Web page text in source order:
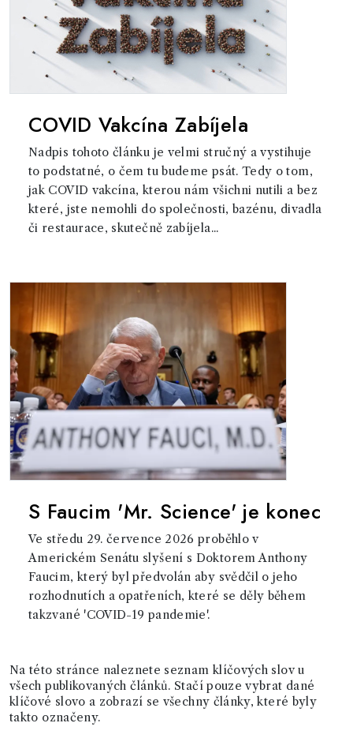
COVID Vakcína Zabíjela
Nadpis tohoto článku je velmi stručný a vystihuje
to podstatné, o čem tu budeme psát. Tedy o tom,
jak COVID vakcína, kterou nám všichni nutili a bez
které, jste nemohli do společnosti, bazénu, divadla
či restaurace, skutečně zabíjela...
S Faucim 'Mr. Science' je konec
Ve středu 29. července 2026 proběhlo v
Americkém Senátu slyšení s Doktorem Anthony
Faucim, který byl předvolán aby svědčil o jeho
rozhodnutích a opatřeních, které se děly během
takzvané 'COVID-19 pandemie'.
Na této stránce naleznete seznam klíčových slov u
všech publikovaných článků. Stačí pouze vybrat dané
klíčové slovo a zobrazí se všechny články, které byly
takto označeny.